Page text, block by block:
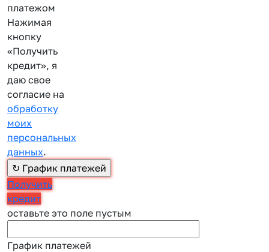
платежом
Нажимая
кнопку
«Получить
кредит», я
даю свое
согласие на
обработку
моих
персональных
данных.
Получить
кредит
оставьте это поле пустым
График платежей